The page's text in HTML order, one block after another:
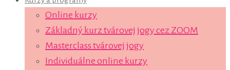
Online kurzy
Základný kurz tvárovej jogy cez ZOOM
Masterclass tvárovej jogy
Individuálne online kurzy